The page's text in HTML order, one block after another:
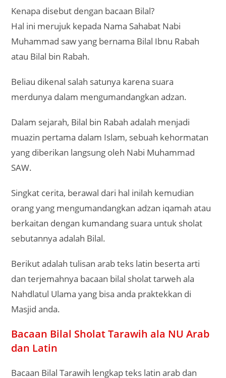
Kenapa disebut dengan bacaan Bilal?
Hal ini merujuk kepada Nama Sahabat Nabi
Muhammad saw yang bernama Bilal Ibnu Rabah
atau Bilal bin Rabah.
Beliau dikenal salah satunya karena suara
merdunya dalam mengumandangkan adzan.
Dalam sejarah, Bilal bin Rabah adalah menjadi
muazin pertama dalam Islam, sebuah kehormatan
yang diberikan langsung oleh Nabi Muhammad
SAW.
Singkat cerita, berawal dari hal inilah kemudian
orang yang mengumandangkan adzan iqamah atau
berkaitan dengan kumandang suara untuk sholat
sebutannya adalah Bilal.
Berikut adalah tulisan arab teks latin beserta arti
dan terjemahnya bacaan bilal sholat tarweh ala
Nahdlatul Ulama yang bisa anda praktekkan di
Masjid anda.
Bacaan Bilal Sholat Tarawih ala NU Arab
dan Latin
Bacaan Bilal Tarawih lengkap teks latin arab dan